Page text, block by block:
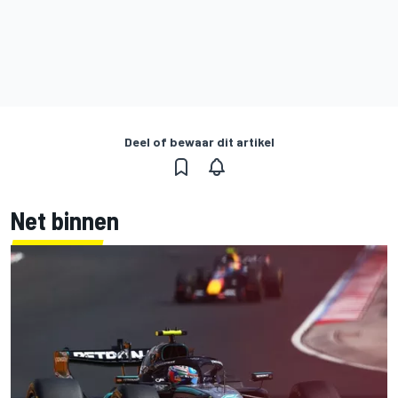
Deel of bewaar dit artikel
Net binnen